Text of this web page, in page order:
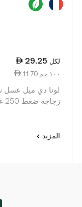
29.25 لكل
11.70 ١٠٠ جم
لونا دي ميل
زجاجة ضغط 250 غرام
المزيد